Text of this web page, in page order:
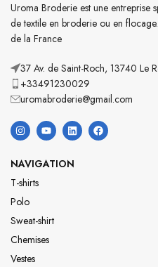
Uroma Broderie est une entreprise
de textile en broderie ou en
de la France
37 Av. de Saint-Roch, 13740 Le
+33491230029
uromabroderie@gmail.com
NAVIGATION
T-shirts
Polo
Sweat-shirt
Chemises
Vestes